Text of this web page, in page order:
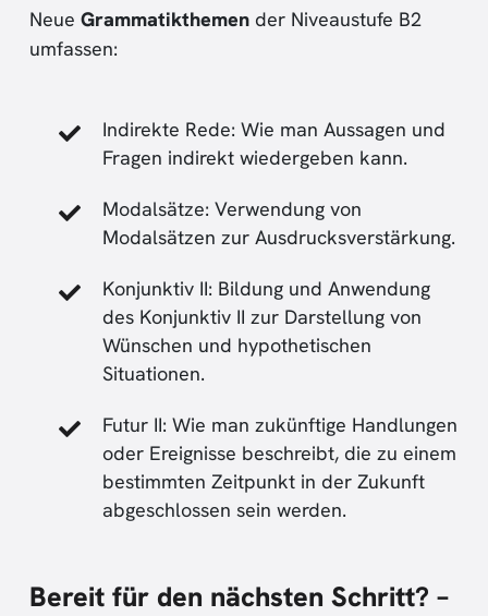
Neue Grammatikthemen der Niveaustufe B2
umfassen:
Indirekte Rede: Wie man Aussagen und
Fragen indirekt wiedergeben kann.
Modalsätze: Verwendung von
Modalsätzen zur Ausdrucksverstärkung.
Konjunktiv II: Bildung und Anwendung
des Konjunktiv II zur Darstellung von
Wünschen und hypothetischen
Situationen.
Futur II: Wie man zukünftige Handlungen
oder Ereignisse beschreibt, die zu einem
bestimmten Zeitpunkt in der Zukunft
abgeschlossen sein werden.
Bereit für den nächsten Schritt? –